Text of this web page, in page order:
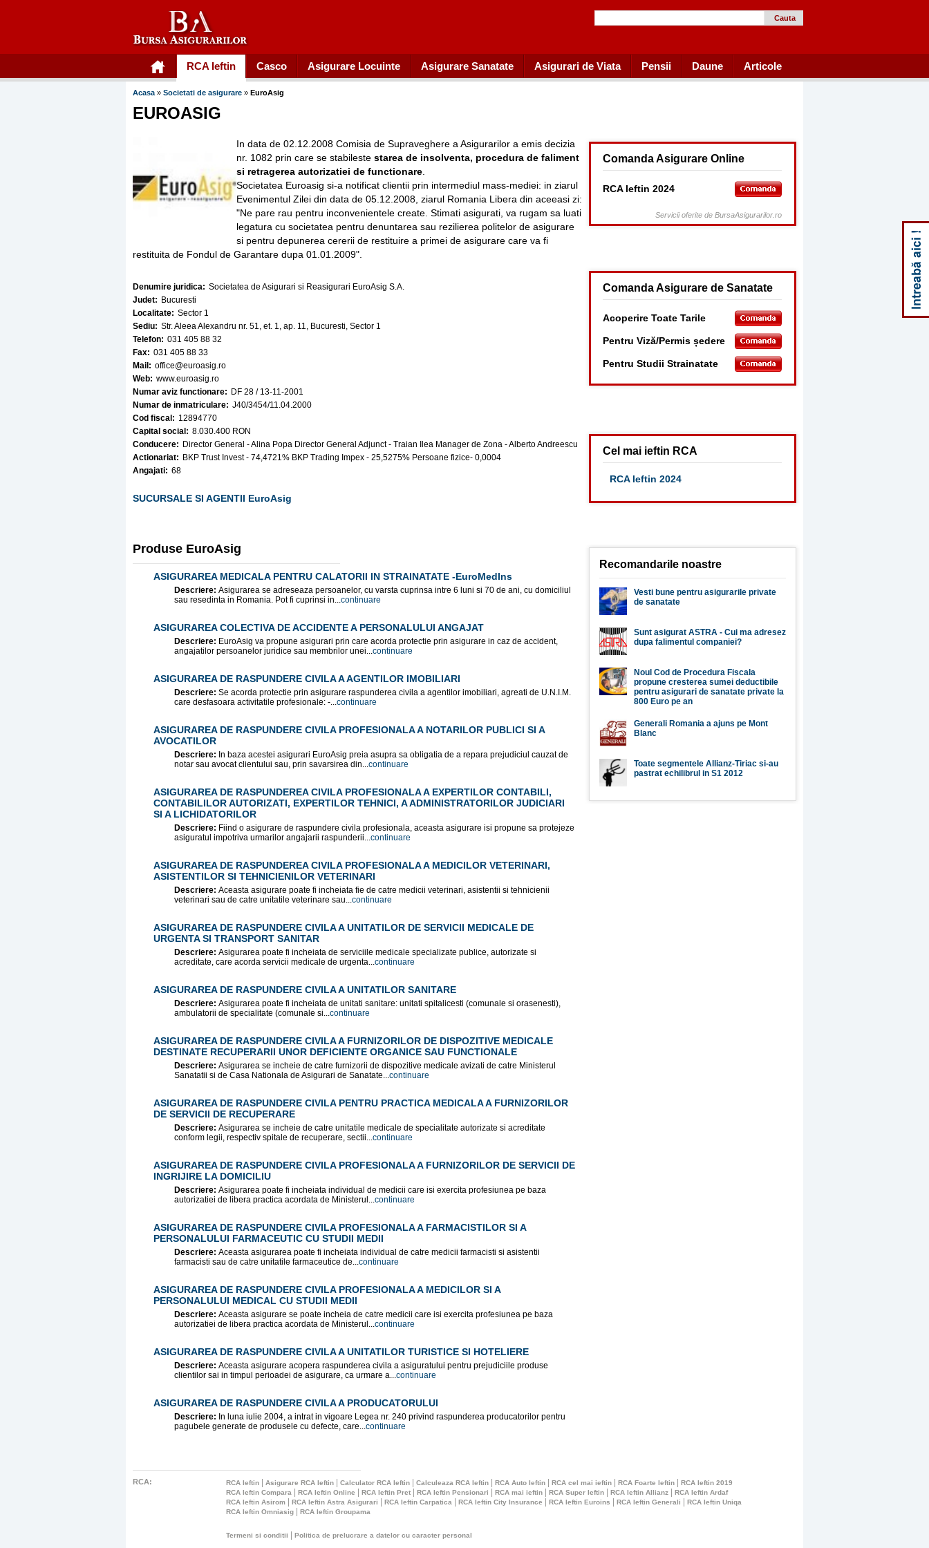
Cauta
RCA Ieftin Casco Asigurare Locuinte Asigurare Sanatate Asigurari de Viata Pensii Daune Articole
Acasa » Societati de asigurare » EuroAsig
EUROASIG
In data de 02.12.2008 Comisia de Supraveghere a Asigurarilor a emis decizia
nr. 1082 prin care se stabileste starea de insolventa, procedura de faliment
si retragerea autorizatiei de functionare
Societatea Euroasig si-a notificat clientii prin intermediul mass-mediei: in ziarul
Evenimentul Zilei din data de 05.12.2008, ziarul Romania Libera din aceeasi zi:
"Ne pare rau pentru inconvenientele create. Stimati asigurati, va rugam sa luati
legatura cu societatea pentru denuntarea sau rezilierea politelor de asigurare
si pentru depunerea cererii de restituire a primei de asigurare care va fi
restituita de Fondul de Garantare dupa 01.01.2009".
Denumire juridica: Societatea de Asigurari si Reasigurari EuroAsig S.A.
Judet: Bucuresti
Localitate: Sector 1
Sediu: Str. Aleea Alexandru nr. 51, et. 1, ap. 11, Bucuresti, Sector 1
Telefon: 031 405 88 32
Fax: 031 405 88 33
Mail: office@euroasig.ro
Web: www.euroasig.ro
Numar aviz functionare: DF 28 / 13-11-2001
Numar de inmatriculare: J40/3454/11.04.2000
Cod fiscal: 12894770
Capital social: 8.030.400 RON
Conducere: Director General - Alina Popa Director General Adjunct - Traian Ilea Manager de Zona - Alberto Andreescu
Actionariat: BKP Trust Invest - 74,4721% BKP Trading Impex - 25,5275% Persoane fizice- 0,0004
Angajati: 68
SUCURSALE SI AGENTII EuroAsig
Produse EuroAsig
ASIGURAREA MEDICALA PENTRU CALATORII IN STRAINATATE -EuroMedIns
Descriere: Asigurarea se adreseaza persoanelor, cu varsta cuprinsa intre 6 luni si 70 de ani, cu domiciliul
sau resedinta in Romania. Pot fi cuprinsi in...continuare
ASIGURAREA COLECTIVA DE ACCIDENTE A PERSONALULUI ANGAJAT
Descriere: EuroAsig va propune asigurari prin care acorda protectie prin asigurare in caz de accident,
angajatilor persoanelor juridice sau membrilor unei...continuare
ASIGURAREA DE RASPUNDERE CIVILA A AGENTILOR IMOBILIARI
Descriere: Se acorda protectie prin asigurare raspunderea civila a agentilor imobiliari, agreati de U.N.I.M.
care desfasoara activitatile profesionale: -...continuare
ASIGURAREA DE RASPUNDERE CIVILA PROFESIONALA A NOTARILOR PUBLICI SI A
AVOCATILOR
Descriere: In baza acestei asigurari EuroAsig preia asupra sa obligatia de a repara prejudiciul cauzat de
notar sau avocat clientului sau, prin savarsirea din...continuare
ASIGURAREA DE RASPUNDEREA CIVILA PROFESIONALA A EXPERTILOR CONTABILI,
CONTABILILOR AUTORIZATI, EXPERTILOR TEHNICI, A ADMINISTRATORILOR JUDICIARI
SI A LICHIDATORILOR
Descriere: Fiind o asigurare de raspundere civila profesionala, aceasta asigurare isi propune sa protejeze
asiguratul impotriva urmarilor angajarii raspunderii...continuare
ASIGURAREA DE RASPUNDEREA CIVILA PROFESIONALA A MEDICILOR VETERINARI,
ASISTENTILOR SI TEHNICIENILOR VETERINARI
Descriere: Aceasta asigurare poate fi incheiata fie de catre medicii veterinari, asistentii si tehnicienii
veterinari sau de catre unitatile veterinare sau...continuare
ASIGURAREA DE RASPUNDERE CIVILA A UNITATILOR DE SERVICII MEDICALE DE
URGENTA SI TRANSPORT SANITAR
Descriere: Asigurarea poate fi incheiata de serviciile medicale specializate publice, autorizate si
acreditate, care acorda servicii medicale de urgenta...continuare
ASIGURAREA DE RASPUNDERE CIVILA A UNITATILOR SANITARE
Descriere: Asigurarea poate fi incheiata de unitati sanitare: unitati spitalicesti (comunale si orasenesti),
ambulatorii de specialitate (comunale si...continuare
ASIGURAREA DE RASPUNDERE CIVILA A FURNIZORILOR DE DISPOZITIVE MEDICALE
DESTINATE RECUPERARII UNOR DEFICIENTE ORGANICE SAU FUNCTIONALE
Descriere: Asigurarea se incheie de catre furnizorii de dispozitive medicale avizati de catre Ministerul
Sanatatii si de Casa Nationala de Asigurari de Sanatate...continuare
ASIGURAREA DE RASPUNDERE CIVILA PENTRU PRACTICA MEDICALA A FURNIZORILOR
DE SERVICII DE RECUPERARE
Descriere: Asigurarea se incheie de catre unitatile medicale de specialitate autorizate si acreditate
conform legii, respectiv spitale de recuperare, sectii...continuare
ASIGURAREA DE RASPUNDERE CIVILA PROFESIONALA A FURNIZORILOR DE SERVICII DE
INGRIJIRE LA DOMICILIU
Descriere: Asigurarea poate fi incheiata individual de medicii care isi exercita profesiunea pe baza
autorizatiei de libera practica acordata de Ministerul...continuare
ASIGURAREA DE RASPUNDERE CIVILA PROFESIONALA A FARMACISTILOR SI A
PERSONALULUI FARMACEUTIC CU STUDII MEDII
Descriere: Aceasta asigurarea poate fi incheiata individual de catre medicii farmacisti si asistentii
farmacisti sau de catre unitatile farmaceutice de...continuare
ASIGURAREA DE RASPUNDERE CIVILA PROFESIONALA A MEDICILOR SI A
PERSONALULUI MEDICAL CU STUDII MEDII
Descriere: Aceasta asigurare se poate incheia de catre medicii care isi exercita profesiunea pe baza
autorizatiei de libera practica acordata de Ministerul...continuare
ASIGURAREA DE RASPUNDERE CIVILA A UNITATILOR TURISTICE SI HOTELIERE
Descriere: Aceasta asigurare acopera raspunderea civila a asiguratului pentru prejudiciile produse
clientilor sai in timpul perioadei de asigurare, ca urmare a...continuare
ASIGURAREA DE RASPUNDERE CIVILA A PRODUCATORULUI
Descriere: In luna iulie 2004, a intrat in vigoare Legea nr. 240 privind raspunderea producatorilor pentru
pagubele generate de produsele cu defecte, care...continuare
Comanda Asigurare Online
RCA Ieftin 2024
Servicii oferite de BursaAsigurarilor.ro
Comanda Asigurare de Sanatate
Acoperire Toate Tarile
Pentru Viză/Permis ședere
Pentru Studii Strainatate
Cel mai ieftin RCA
RCA Ieftin 2024
Recomandarile noastre
Vesti bune pentru asigurarile private
de sanatate
Sunt asigurat ASTRA - Cui ma adresez
dupa falimentul companiei?
Noul Cod de Procedura Fiscala
propune cresterea sumei deductibile
pentru asigurari de sanatate private la
800 Euro pe an
Generali Romania a ajuns pe Mont
Blanc
Toate segmentele Allianz-Tiriac si-au
pastrat echilibrul in S1 2012
RCA: RCA Ieftin Asigurare RCA Ieftin Calculator RCA Ieftin Calculeaza RCA Ieftin RCA Auto Ieftin RCA cel mai ieftin RCA Foarte Ieftin
RCA Ieftin 2019
RCA Ieftin Compara
RCA Ieftin Online RCA Ieftin Pret RCA Ieftin Pensionari RCA mai ieftin RCA Super Ieftin RCA Ieftin Allianz
RCA Ieftin Ardaf
RCA Ieftin Asirom
RCA Ieftin Astra Asigurari RCA Ieftin Carpatica RCA Ieftin City Insurance RCA Ieftin Euroins RCA Ieftin Generali
RCA Ieftin Uniqa
RCA Ieftin Omniasig
RCA Ieftin Groupama
Termeni si conditii Politica de prelucrare a datelor cu caracter personal